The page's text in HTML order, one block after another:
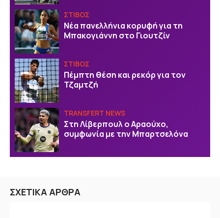
ΣΤΙΒΟΣ
Νέα πανελλήνια κορυφή για τη
Μπακογιάννη στο Γιουτζίν
ΣΤΙΒΟΣ
Πέμπτη θέση και ρεκόρ για τον
Τζαμτζή
TRANSFERT NEWS
Στη Λίβερπουλ ο Αραούχο,
συμφωνία με την Μπαρτσελόνα
ΣΧΕΤΙΚΑ ΑΡΘΡΑ